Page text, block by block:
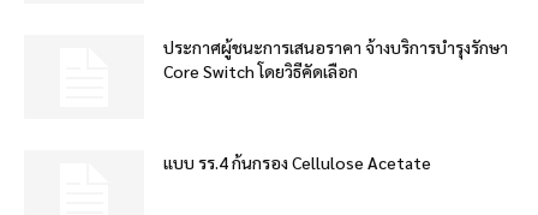
ประกาศผู้ชนะการเสนอราคา จ้างบริการบำรุงรักษา
Core Switch โดยวิธีคัดเลือก
แบบ รร.4 ก้นกรอง Cellulose Acetate